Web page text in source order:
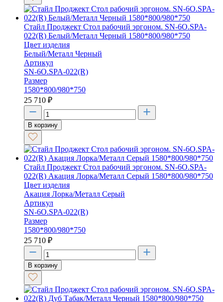
Стайл Проджект Стол рабочий эргоном. SN-6O.SPA-
022(R) Белый/Металл Черный 1580*800/980*750
Цвет изделия
Белый/Металл Черный
Артикул
SN-6O.SPA-022(R)
Размер
1580*800/980*750
25 710 ₽
В корзину
Стайл Проджект Стол рабочий эргоном. SN-6O.SPA-
022(R) Акация Лорка/Металл Серый 1580*800/980*750
Цвет изделия
Акация Лорка/Металл Серый
Артикул
SN-6O.SPA-022(R)
Размер
1580*800/980*750
25 710 ₽
В корзину